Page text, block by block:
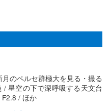
月のペルセ群極大を見る・撮る
/ 星空の下で深呼吸する天文台
F2.8 / ほか